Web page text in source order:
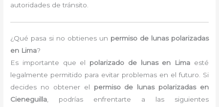
autoridades de tránsito.
¿Qué pasa si no obtienes un permiso de lunas polarizadas
en Lima?
Es importante que el polarizado de lunas en Lima esté
legalmente permitido para evitar problemas en el futuro. Si
decides no obtener el permiso de lunas polarizadas en
Cieneguilla, podrías enfrentarte a las siguientes